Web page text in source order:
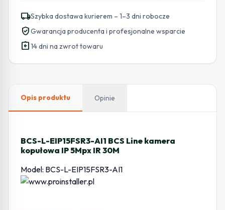
AI1
BCS
Line
5Mpx
local_shippingSzybka dostawa kurierem – 1–3 dni robocze
verified_userGwarancja producenta i profesjonalne wsparcie
assignment_return14 dni na zwrot towaru
Opis produktu Opinie
BCS-L-EIP15FSR3-AI1 BCS Line kamera
kopułowa IP 5Mpx IR 30M
Model: BCS-L-EIP15FSR3-AI1